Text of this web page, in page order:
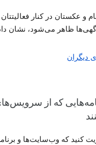
و عکستان در کنار
ظاهر می‌شود، نشان
دیگران
کنید که وب‌سایت‌ها و